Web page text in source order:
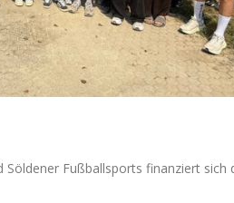
Fußballsports finanziert sich